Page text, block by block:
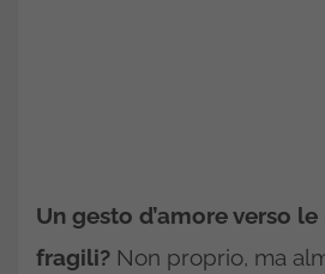
Un gesto d’amore verso
fragili? Non proprio, ma